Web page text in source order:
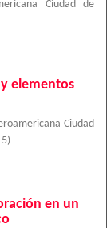
Ciudad de
elementos
Ciudad
)
en un